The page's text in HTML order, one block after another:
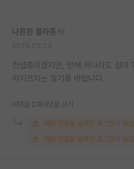
나른한 플라톤
컨셉충이겠지만, 만에 하나라도 설마
저지르지는 않기를 바랍니다.
대댓글 2개 대댓글 쓰기
해당 댓글을 보려면 로그인이 필
해당 댓글을 보려면 로그인이 필